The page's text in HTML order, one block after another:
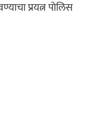
प्रयत्न पोलिस